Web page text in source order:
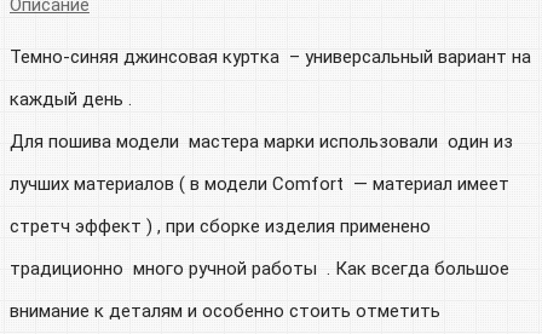
Описание
Темно-синяя джинсовая куртка – универсальный вариант на
каждый день .
Для пошива модели мастера марки использовали один из
лучших материалов ( в модели Comfort — материал имеет
стретч эффект ) , при сборке изделия применено
традиционно много ручной работы . Как всегда большое
внимание к деталям и особенно стоить отметить